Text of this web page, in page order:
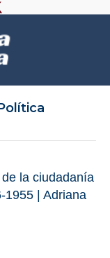
la ciudadanía
1955 | Adriana